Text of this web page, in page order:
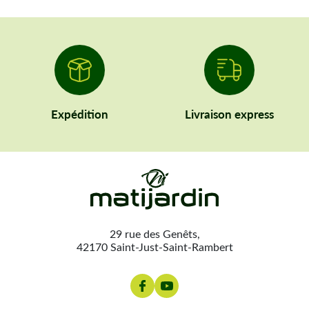
le système de démarrage. Des chaînes et des guides ainsi que
des accessoires y sont également disponibles. Utilisez notre
moteur de recherche pour trouver rapidement les références qui
conviennent à vos outils. Si vous avez besoin de conseil,
accueilleront et aideront avec plaisir.
Expédition Livraison express
29 rue des Genêts,
42170 Saint-Just-Saint-Rambert